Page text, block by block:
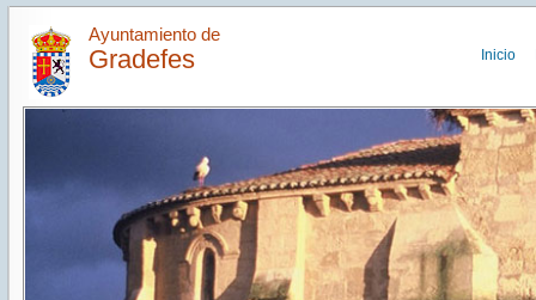
Ayuntamiento de
Gradefes Inicio